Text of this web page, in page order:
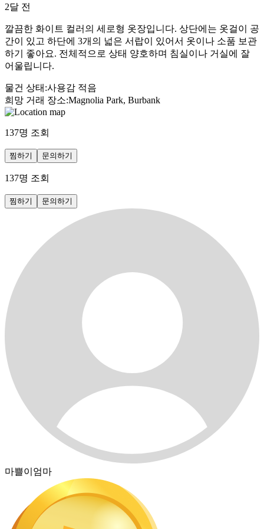
2달 전
깔끔한 화이트 컬러의 세로형 옷장입니다. 상단에는 옷걸이 공
간이 있고 하단에 3개의 넓은 서랍이 있어서 옷이나 소품 보관
하기 좋아요. 전체적으로 상태 양호하며 침실이나 거실에 잘
어울립니다.
물건 상태 :사용감 적음
희망 거래 장소:Magnolia Park, Burbank
137명 조회
찜하기 문의하기
137명 조회
찜하기 문의하기
마쁠이엄마